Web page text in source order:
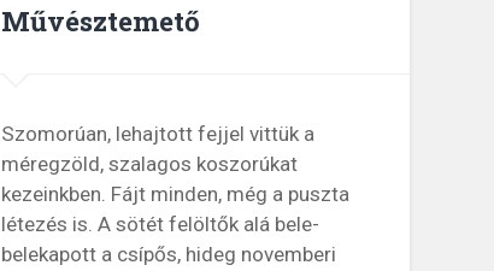
Művésztemető
Szomorúan, lehajtott fejjel vittük a
méregzöld, szalagos koszorúkat
kezeinkben. Fájt minden, még a puszta
létezés is. A sötét felöltők alá bele-
belekapott a csípős, hideg novemberi